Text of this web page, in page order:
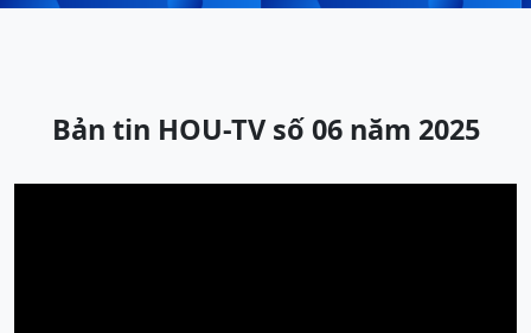
Bản tin HOU-TV số 06 năm 2025